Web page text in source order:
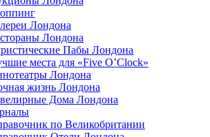
Лондона
Лондона
Пабы Лондона
места для «Five O’Clock»
Лондона
жизнь Лондона
Дома Лондона
по Великобритании